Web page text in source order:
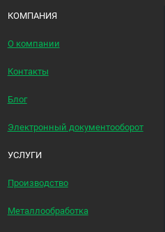
КОМПАНИЯ
О компании
Контакты
Блог
Электронный документооборот
УСЛУГИ
Производство
Металлообработка